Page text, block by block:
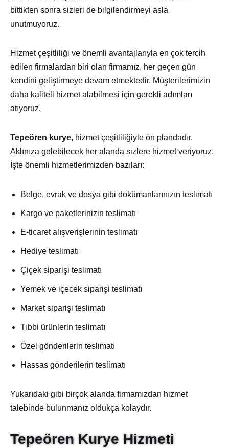
bittikten sonra sizleri de bilgilendirmeyi asla
unutmuyoruz.
Hizmet çeşitliliği ve önemli avantajlarıyla en çok tercih
edilen firmalardan biri olan firmamız, her geçen gün
kendini geliştirmeye devam etmektedir. Müşterilerimizin
daha kaliteli hizmet alabilmesi için gerekli adımları
atıyoruz.
Tepeören kurye, hizmet çeşitliliğiyle ön plandadır.
Aklınıza gelebilecek her alanda sizlere hizmet veriyoruz.
İşte önemli hizmetlerimizden bazıları:
Belge, evrak ve dosya gibi dokümanlarınızın teslimatı
Kargo ve paketlerinizin teslimatı
E-ticaret alışverişlerinin teslimatı
Hediye teslimatı
Çiçek siparişi teslimatı
Yemek ve içecek siparişi teslimatı
Market siparişi teslimatı
Tıbbi ürünlerin teslimatı
Özel gönderilerin teslimatı
Hassas gönderilerin teslimatı
Yukarıdaki gibi birçok alanda firmamızdan hizmet
talebinde bulunmanız oldukça kolaydır.
Tepeören Kurye Hizmeti